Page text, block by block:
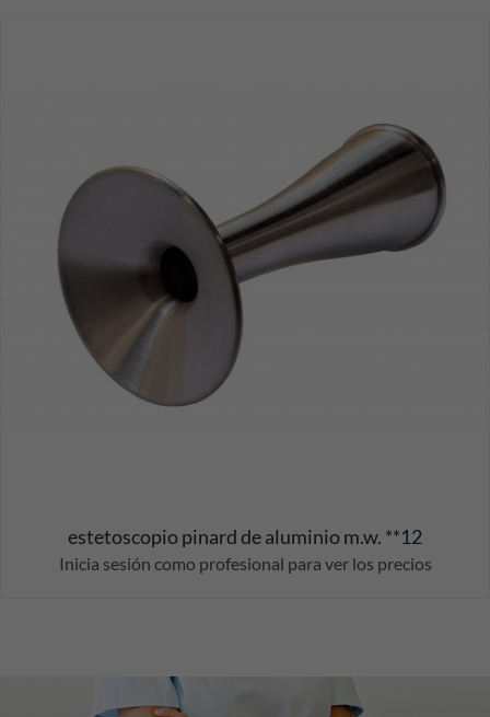
estetoscopio pinard de aluminio m.w. **12
Inicia sesión como profesional para ver los precios